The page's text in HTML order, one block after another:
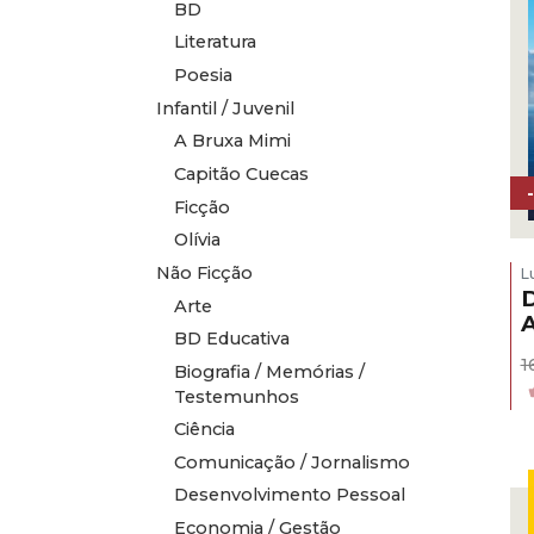
BD
Literatura
Poesia
Infantil / Juvenil
A Bruxa Mimi
Capitão Cuecas
Ficção
Olívia
Não Ficção
Arte
BD Educativa
Biografia / Memórias /
Testemunhos
Ciência
Comunicação / Jornalismo
Desenvolvimento Pessoal
Economia / Gestão